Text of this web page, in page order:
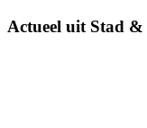
Actueel uit Stad